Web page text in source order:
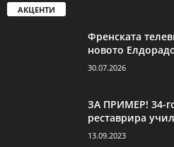
АКЦЕНТИ
Френската
новото
30.07.2026
ЗА ПРИМЕР! 34-
реставрира
13.09.2023